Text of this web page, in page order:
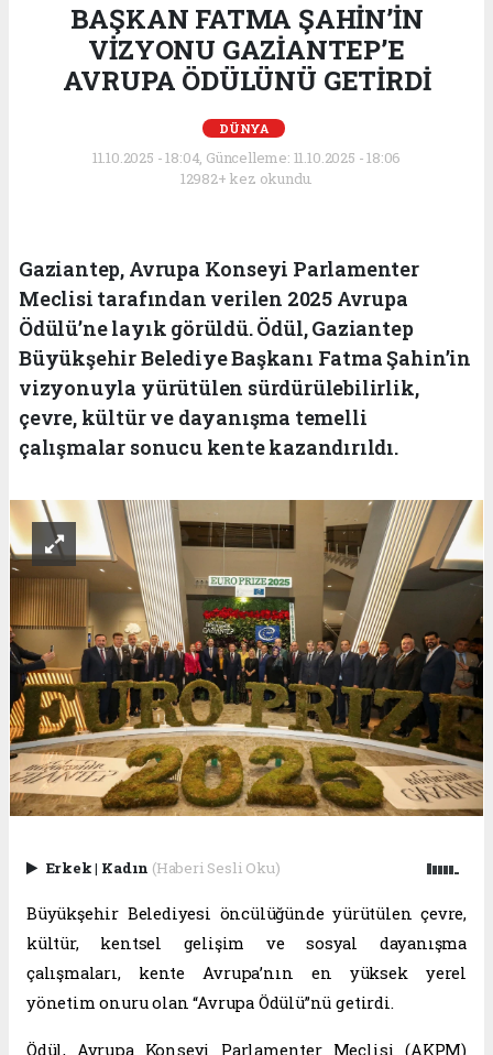
BAŞKAN FATMA ŞAHİN’İN
VİZYONU GAZİANTEP’E
AVRUPA ÖDÜLÜNÜ GETİRDİ
DÜNYA
11.10.2025 - 18:04, Güncelleme: 11.10.2025 - 18:06
12982+ kez okundu.
Gaziantep, Avrupa Konseyi Parlamenter
Meclisi tarafından verilen 2025 Avrupa
Ödülü’ne layık görüldü. Ödül, Gaziantep
Büyükşehir Belediye Başkanı Fatma Şahin’in
vizyonuyla yürütülen sürdürülebilirlik,
çevre, kültür ve dayanışma temelli
çalışmalar sonucu kente kazandırıldı.
Erkek| Kadın (Haberi Sesli Oku)
Büyükşehir Belediyesi öncülüğünde yürütülen çevre,
kültür, kentsel gelişim ve sosyal dayanışma
çalışmaları, kente Avrupa’nın en yüksek yerel
yönetim onuru olan “Avrupa Ödülü”nü getirdi.
Ödül, Avrupa Konseyi Parlamenter Meclisi (AKPM)